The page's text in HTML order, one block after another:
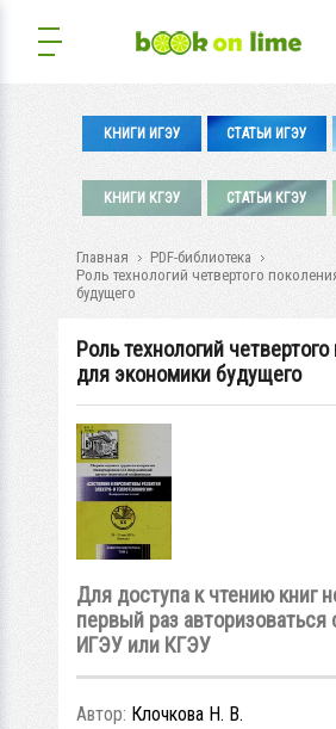
КНИГИ ИГЭУ СТАТЬИ ИГЭУ
КНИГИ КГЭУ СТАТЬИ КГЭУ
Главная
PDF-библиотека
Роль технологий четвертого
будущего
Роль технологий
для экономики будущего
Для доступа к чтению книг
первый раз авторизоваться
ИГЭУ или КГЭУ
Автор: Клочкова Н. В.